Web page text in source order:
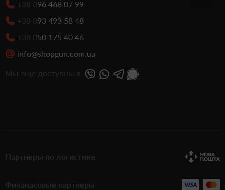
+38 096 468 07 99
+38 093 493 58 48
+38 050 175 40 46
info@shopgun.com.ua
Мы еще доступны в
Партнеры по логистике
Финанасовые партнеры